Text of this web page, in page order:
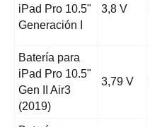
iPad Pro 10.5"
Generación I
3,8 V
Batería para
iPad Pro 10.5"
Gen II Air3
(2019)
3,79 V